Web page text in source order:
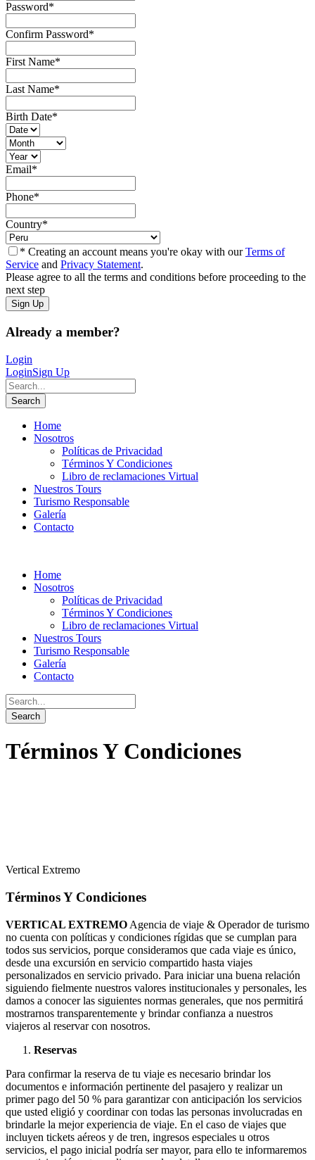
Password*
Confirm Password*
First Name*
Last Name*
Birth Date*
Email*
Phone*
Country*
* Creating an account means you're okay with ourTerms of
Service and Privacy Statement.
Please agree to all the terms and conditions before proceeding to the
next step
Already a member?
Login
LoginSign Up
Home
Nosotros
Políticas de Privacidad
Términos Y Condiciones
Libro de reclamaciones Virtual
Nuestros Tours
Turismo Responsable
Galería
Contacto
Home
Nosotros
Políticas de Privacidad
Términos Y Condiciones
Libro de reclamaciones Virtual
Nuestros Tours
Turismo Responsable
Galería
Contacto
Términos Y Condiciones
Vertical Extremo
Términos Y Condiciones
VERTICAL EXTREMO Agencia de viaje & Operador de turismo
no cuenta con políticas y condiciones rígidas que se cumplan para
todos sus servicios, porque consideramos que cada viaje es único,
desde una excursión en servicio compartido hasta viajes
personalizados en servicio privado. Para iniciar una buena relación
siguiendo fielmente nuestros valores institucionales y personales, les
damos a conocer las siguientes normas generales, que nos permitirá
mostrarnos transparentemente y brindar confianza a nuestros
viajeros al reservar con nosotros.
Reservas
Para confirmar la reserva de tu viaje es necesario brindar los
documentos e información pertinente del pasajero y realizar un
primer pago del 50 % para garantizar con anticipación los servicios
que usted eligió y coordinar con todas las personas involucradas en
brindarle la mejor experiencia de viaje. En el caso de viajes que
incluyen tickets aéreos y de tren, ingresos especiales u otros
servicios, el pago inicial podría ser mayor, para ello te informaremos